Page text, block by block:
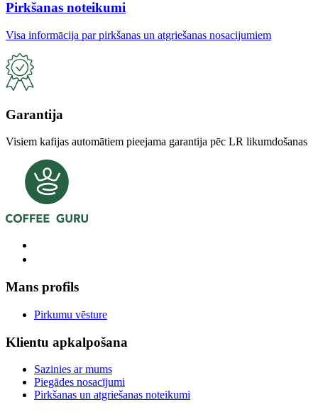
Pirkšanas noteikumi
Visa informācija par pirkšanas un atgriešanas nosacijumiem
Garantija
Visiem kafijas automātiem pieejama garantija pēc LR likumdošanas
Mans profils
Pirkumu vēsture
Klientu apkalpošana
Sazinies ar mums
Piegādes nosacījumi
Pirkšanas un atgriešanas noteikumi